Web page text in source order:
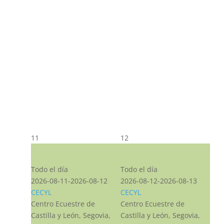
11
Todo el día
2026-08-11-2026-08-12
CECYL
Centro Ecuestre de
Castilla y León, Segovia,
12
Todo el día
2026-08-12-2026-08-13
CECYL
Centro Ecuestre de
Castilla y León, Segovia,